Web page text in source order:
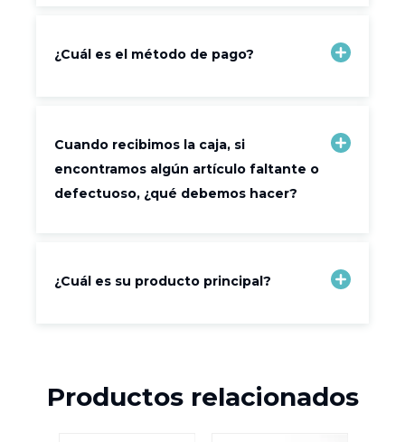
¿Cuál es el método de pago?
Cuando recibimos la caja, si
encontramos algún artículo faltante o
defectuoso, ¿qué debemos hacer?
¿Cuál es su producto principal?
Productos relacionados